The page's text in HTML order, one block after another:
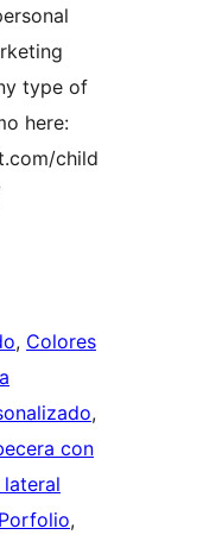
type of
here:
child
, Colores
con
lateral
Porfolio